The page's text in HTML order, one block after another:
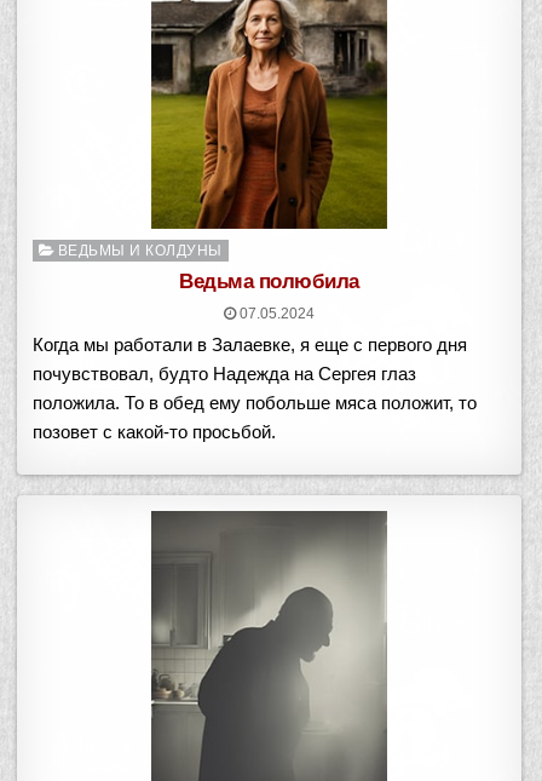
Опубликовано
ВЕДЬМЫ И КОЛДУНЫ
Ведьма полюбила
07.05.2024
Когда мы работали в Залаевке, я еще с первого дня
почувствовал, будто Надежда на Сергея глаз
положила. То в обед ему побольше мяса положит, то
позовет с какой-то просьбой.